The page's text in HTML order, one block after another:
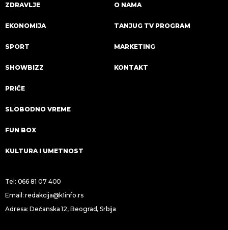
ZDRAVLJE
EKONOMIJA
SPORT
SHOWBIZZ
PRIČE
SLOBODNO VREME
FUN BOX
KULTURA I UMETNOST
O NAMA
TANJUG TV PROGRAM
MARKETING
KONTAKT
Tel: 066 81 07 400
Email:redakcija@k1info.rs
Adresa: Dečanska 12, Beograd, Srbija